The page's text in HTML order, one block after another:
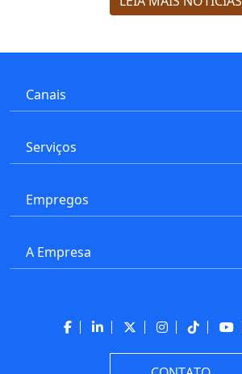
Canais
Serviços
Empregos
A Empresa